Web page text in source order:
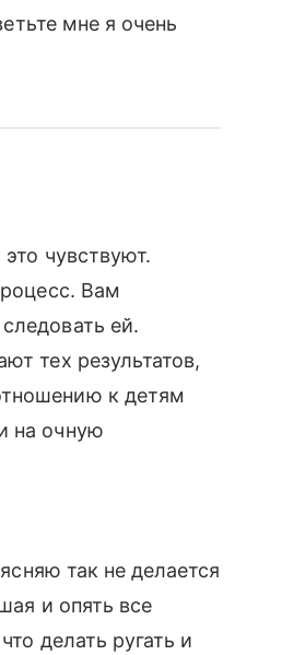
мне я очень
чувствуют.
Вам
ей.
тех результатов,
к детям
на очную
так не делается
и опять все
делать ругать и